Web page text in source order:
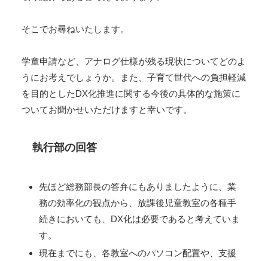
そこでお尋ねいたします。
学童申請など、アナログ仕様が残る現状についてどのよ
うにお考えでしょうか。また、子育て世代への負担軽減
を目的としたDX化推進に関する今後の具体的な施策に
ついてお聞かせいただけますと幸いです。
執行部の回答
先ほど総務部長の答弁にもありましたように、業
務の効率化の観点から、放課後児童教室の各種手
続きにおいても、DX化は必要であると考えていま
す。
現在までにも、各教室へのパソコン配置や、支援